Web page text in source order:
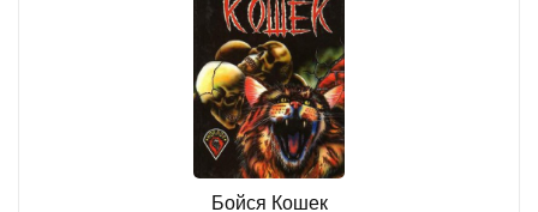
Бойся Кошек